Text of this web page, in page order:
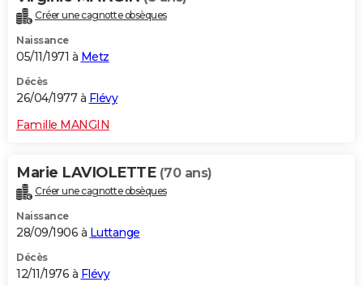
Créer une cagnotte obsèques
Naissance
05/11/1971 à Metz
Décès
26/04/1977 à Flévy
Famille MANGIN
Marie LAVIOLETTE (70 ans)
Créer une cagnotte obsèques
Naissance
28/09/1906 à Luttange
Décès
12/11/1976 à Flévy